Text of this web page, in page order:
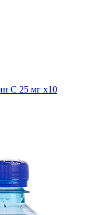
С 25 мг x10